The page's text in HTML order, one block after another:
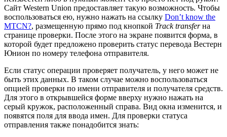
Сайт Western Union предоставляет такую возможность. Чтобы
воспользоваться ею, нужно нажать на ссылку Don’t know the
MTCN?, размещенную прямо под кнопкой Track transferна
странице проверки. После этого на экране появится форма, в
которой будет предложено проверить статус перевода Вестерн
Юнион по номеру телефона отправителя.
Если статус операции проверяет получатель, у него может не
быть этих данных. В таком случае можно воспользоваться
опцией проверки по имени отправителя и получателя средств.
Для этого в открывшейся форме вверху нужно нажать на
серый кружок, расположенный справа. Вид окна изменится, и
появятся поля для ввода имен. Для проверки статуса
отправления также понадобится знать: